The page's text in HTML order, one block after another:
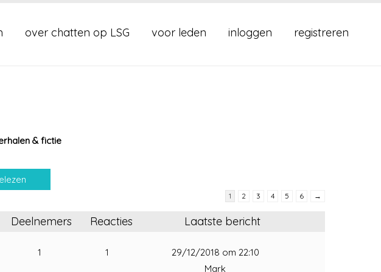
over chatten op LSG voor leden inloggen registreren
& fictie
1 2 3 4 5 6 →
Deelnemers Reacties Laatste bericht
1 1
29/12/2018 om 22:10
Mark